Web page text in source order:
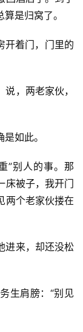
是归窝了。
开着门，门里的
，两老家伙，
如此。
”别人的事。那
床被子，我开门
两个老家伙搂在
进来，却还没松
生肩膀：“别见